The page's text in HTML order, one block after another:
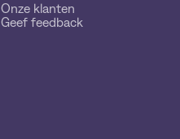
Onze klanten
Geef feedback